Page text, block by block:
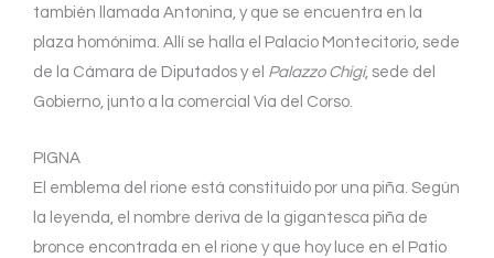
también llamada Antonina, y que se encuentra en la
plaza homónima. Allí se halla el Palacio Montecitorio, sede
de la Cámara de Diputados y el Palazzo Chigi, sede del
Gobierno, junto a la comercial Via del Corso.
PIGNA
El emblema del rione está constituido por una piña. Según
la leyenda, el nombre deriva de la gigantesca piña de
bronce encontrada en el rione y que hoy luce en el Patio